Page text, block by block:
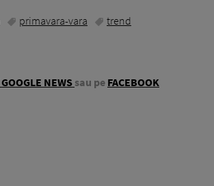
primavara-vara trend
GOOGLE NEWS sau pe FACEBOOK